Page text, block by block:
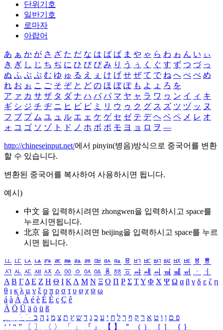
단위기호
일반기호
로마자
아랍어
あ ぁ か が さ ざ た だ な は ば ぱ ま や ゃ ら わ ゎ ん い ぃ
き ぎ し じ ち ぢ に ひ び ぴ み り う ぅ く ぐ す ず つ づ っ
ぬ ふ ぶ ぷ む ゆ ゅ る え ぇ け げ せ ぜ て で ね へ べ ぺ め
れ お ぉ こ ご そ ぞ と ど の ほ ぼ ぽ も よ ょ ろ を
ア ァ カ サ ザ タ ダ ナ ハ バ パ マ ヤ ャ ラ ワ ヮ ン イ ィ キ
ギ シ ジ チ ヂ ニ ヒ ビ ピ ミ リ ウ ゥ ク グ ス ズ ツ ヅ ッ ヌ
フ ブ プ ム ユ ュ ル エ ェ ケ ゲ セ ゼ テ デ ヘ ベ ペ メ レ オ
ォ コ ゴ ソ ゾ ト ド ノ ホ ボ ポ モ ヨ ョ ロ ヲ ―
http://chineseinput.net/에서 pinyin(병음)방식으로 중국어를 변환
할 수 있습니다.
변환된 중국어를 복사하여 사용하시면 됩니다.
예시)
中文 을 입력하시려면 zhongwen을 입력하시고 space를
누르시면됩니다.
北京 을 입력하시려면 beijing을 입력하시고 space를 누르
시면 됩니다.
ㅥ ㅦ ㅧ ㅨ ㅩ ㅪ ㅫ ㅬ ㅭ ㅮ ㅯ ㅰ ㅱ ㅲ ㅳ ㅴ ㅵ ㅶ ㅷ ㅸ
ㅹ
ㅺ ㅻ ㅼ ㅽ ㅾ ㅿ ㆀ ㆁ ㆂ ㆃ ㆄ ㆅ ㆆ ㆇ ㆈ ㆉ ㆊ ㆋ ㆌ ㆍ
ㆎ
Α Β ΓΔ Ε Ζ Η Θ Ι ΚΛ Μ Ν Ξ Ο Π Ρ Σ ΤΥ Φ Χ Ψ Ω α β γ δ ε ζ η
θ ι κ λ μ ν ξ ο π ρ σ τ υ φ χ ψ ω
á à Á À é è É È ç Ç ê
Ä Ö Ü ä ö ü ß
ִֶֹ ֻּ ׁׂ פ ם ן ו ט א ר ק ף ך ל ח י ע כ ג ד ש ץ ת צ מ נ ה ב
‘ ’ “ ” 〔 〕 〈 〉 「 」 『 』 【 】 ＂ （ ） ［ ］ ｛ ｝